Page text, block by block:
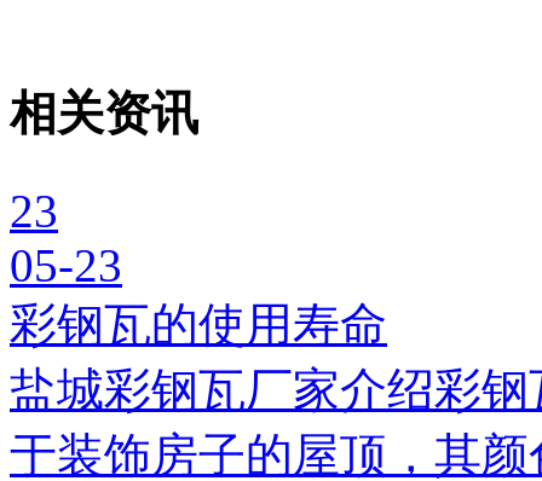
相关资讯
23
05-23
彩钢瓦的使用寿命
盐城彩钢瓦厂家介绍彩
于装饰房子的屋顶，其